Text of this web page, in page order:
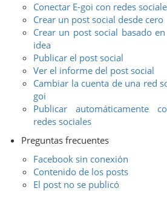
Conectar E-goi con redes
Crear un post social desde cero
Crear un post social basado
idea
Publicar el post social
Ver el informe del post social
Cambiar la cuenta de una red
goi
Publicar automáticamente
redes sociales
Preguntas frecuentes
Facebook sin conexión
Contenido de los posts
El post no se publicó